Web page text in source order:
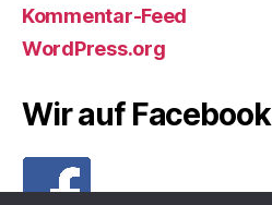
Kommentar-Feed
WordPress.org
Wir auf Facebook